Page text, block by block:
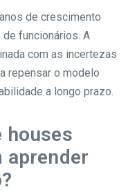
de crescimento
funcionários. A
com as incertezas
repensar o modelo
a longo prazo.
houses
aprender